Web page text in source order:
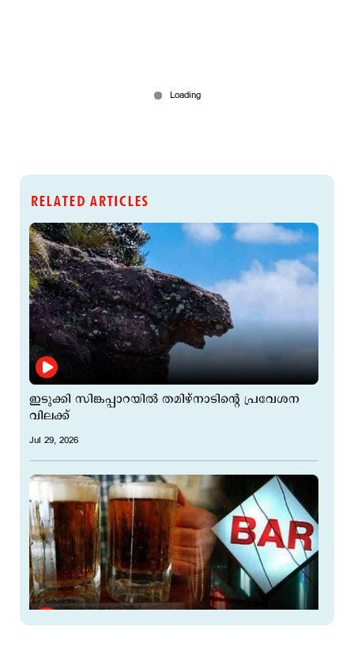
RELATED ARTICLES
ഇടുക്കി സിങ്കപ്പാറയില്‍ തമിഴ്നാടിന്‍റെ പ്രവേശന
വിലക്ക്
Jul 29, 2026